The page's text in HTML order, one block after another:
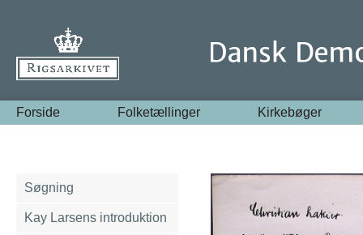
Forside Folketællinger Kirkebøger
Søgning
Kay Larsens introduktion